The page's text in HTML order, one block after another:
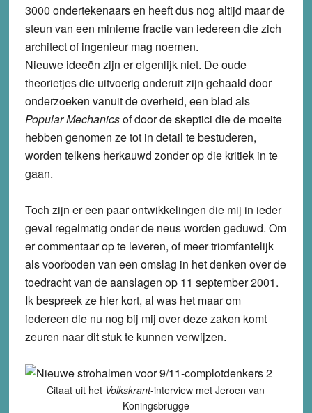
3000 ondertekenaars en heeft dus nog altijd maar de
steun van een minieme fractie van iedereen die zich
architect of ingenieur mag noemen.
Nieuwe ideeën zijn er eigenlijk niet. De oude
theorietjes die uitvoerig onderuit zijn gehaald door
onderzoeken vanuit de overheid, een blad als
Popular Mechanicsof door de skeptici die de moeite
hebben genomen ze tot in detail te bestuderen,
worden telkens herkauwd zonder op die kritiek in te
gaan.
Toch zijn er een paar ontwikkelingen die mij in ieder
geval regelmatig onder de neus worden geduwd. Om
er commentaar op te leveren, of meer triomfantelijk
als voorboden van een omslag in het denken over de
toedracht van de aanslagen op 11 september 2001.
Ik bespreek ze hier kort, al was het maar om
iedereen die nu nog bij mij over deze zaken komt
zeuren naar dit stuk te kunnen verwijzen.
Citaat uit het Volkskrant-interview met Jeroen van
Koningsbrugge